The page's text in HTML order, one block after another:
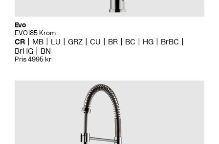
Evo
EVO185 Krom
CR MB LU GRZ CU BR BC HG
BrBC
BrHG
BN
Pris 4995 kr